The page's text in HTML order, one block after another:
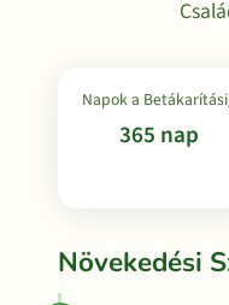
Napok a
365 nap
Növekedési